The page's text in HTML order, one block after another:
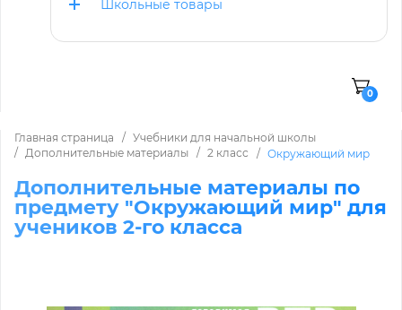
Школьные товары
0
Главная страница
Учебники для начальной школы
Дополнительные материалы
2 класс Окружающий мир
Дополнительные материалы по
предмету "Окружающий мир" для
учеников 2-го класса